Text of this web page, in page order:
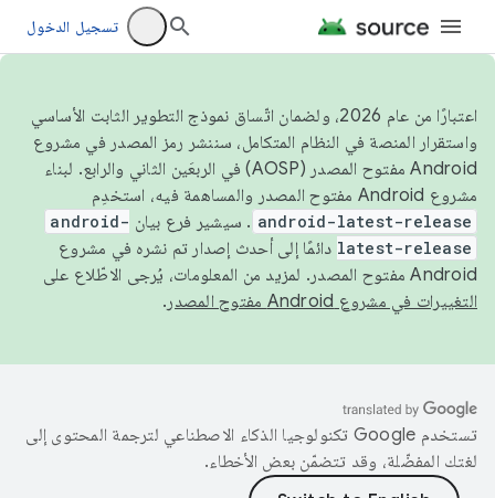
تسجيل الدخول
اعتبارًا من عام 2026، ولضمان اتّساق نموذج التطوير الثابت الأساسي
واستقرار المنصة في النظام المتكامل، سننشر رمز المصدر في مشروع
Android مفتوح المصدر (AOSP) في الربعَين الثاني والرابع. لبناء
مشروع Android مفتوح المصدر والمساهمة فيه، استخدِم
android-latest-release . سيشير فرع بيان android-
latest-release دائمًا إلى أحدث إصدار تم نشره في مشروع
Android مفتوح المصدر. لمزيد من المعلومات، يُرجى الاطّلاع على
التغييرات في مشروع Android مفتوح المصدر
.
تستخدم Google تكنولوجيا الذكاء الاصطناعي لترجمة المحتوى إلى
لغتك المفضّلة، وقد تتضمّن بعض الأخطاء.